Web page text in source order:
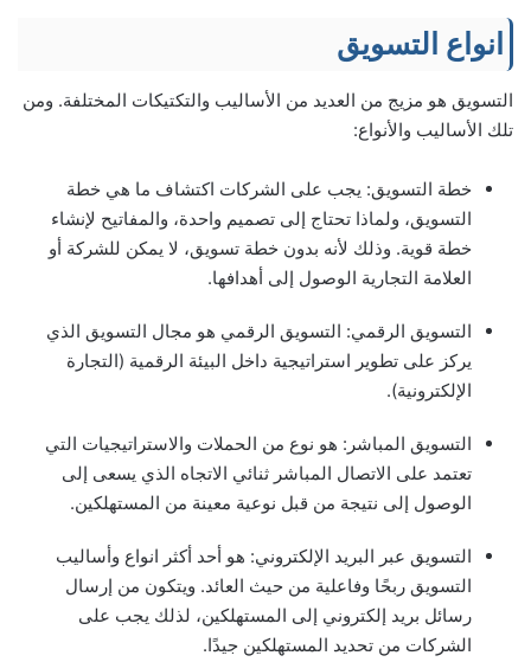
انواع التسويق
التسويق هو مزيج من العديد من الأساليب والتكتيكات المختلفة. ومن
تلك الأساليب والأنواع:
خطة التسويق: يجب على الشركات اكتشاف ما هي خطة
التسويق، ولماذا تحتاج إلى تصميم واحدة، والمفاتيح لإنشاء
خطة قوية. وذلك لأنه بدون خطة تسويق، لا يمكن للشركة أو
العلامة التجارية الوصول إلى أهدافها.
التسويق الرقمي: التسويق الرقمي هو مجال التسويق الذي
يركز على تطوير استراتيجية داخل البيئة الرقمية (التجارة
الإلكترونية).
التسويق المباشر: هو نوع من الحملات والاستراتيجيات التي
تعتمد على الاتصال المباشر ثنائي الاتجاه الذي يسعى إلى
الوصول إلى نتيجة من قبل نوعية معينة من المستهلكين.
التسويق عبر البريد الإلكتروني: هو أحد أكثر انواع وأساليب
التسويق ربحًا وفاعلية من حيث العائد. ويتكون من إرسال
رسائل بريد إلكتروني إلى المستهلكين، لذلك يجب على
الشركات من تحديد المستهلكين جيدًا.